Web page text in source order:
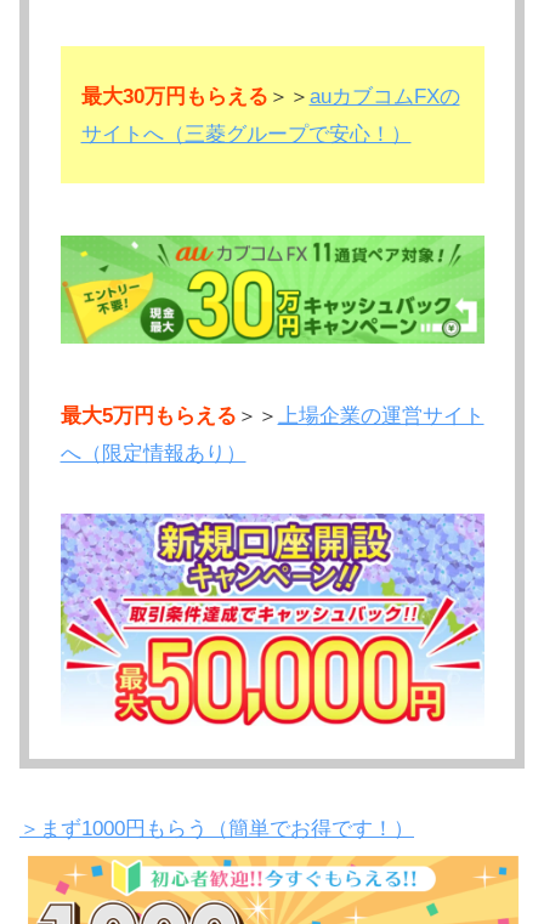
最大30万円もらえる ＞＞ auカブコムFXの
サイトへ（三菱グループで安心！）
最大5万円もらえる ＞＞ 上場企業の運営サイト
へ（限定情報あり）
＞まず1000円もらう（簡単でお得です！）